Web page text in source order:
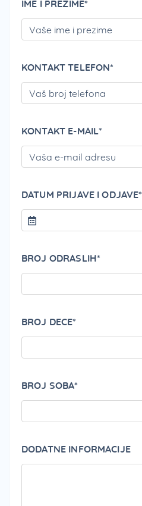
IME I PREZIME*
KONTAKT TELEFON*
KONTAKT E-MAIL*
DATUM PRIJAVE I ODJAVE*
BROJ ODRASLIH*
BROJ DECE*
BROJ SOBA*
DODATNE INFORMACIJE